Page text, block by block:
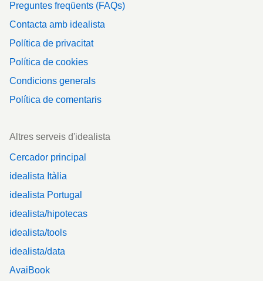
Preguntes freqüents (FAQs)
Contacta amb idealista
Política de privacitat
Política de cookies
Condicions generals
Política de comentaris
Altres serveis d'idealista
Cercador principal
idealista Itàlia
idealista Portugal
idealista/hipotecas
idealista/tools
idealista/data
AvaiBook